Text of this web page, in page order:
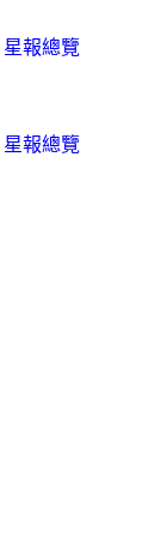
星報總覽
星報總覽